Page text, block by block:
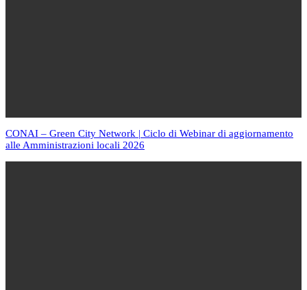
CONAI – Green City Network | Ciclo di Webinar di aggiornamento
alle Amministrazioni locali 2026